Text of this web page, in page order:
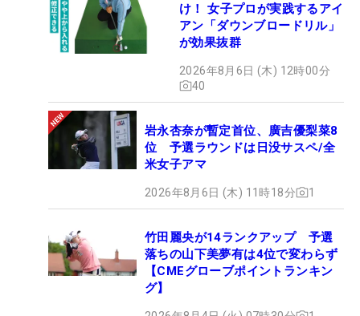
け！ 女子プロが実践するアイ
アン「ダウンブロードリル」
が効果抜群
2026年8月6日 (木) 12時00分
40
岩永杏奈が暫定首位、廣吉優梨菜8
位 予選ラウンドは日没サスペ/全
米女子アマ
2026年8月6日 (木) 11時18分 1
竹田麗央が14ランクアップ 予選
落ちの山下美夢有は4位で変わらず
【CMEグローブポイントランキン
グ】